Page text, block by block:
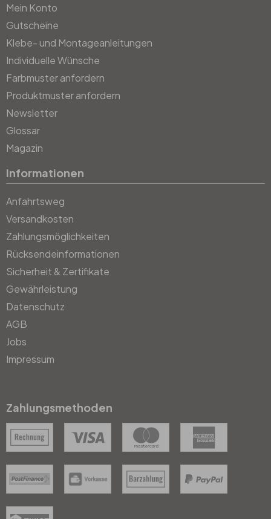
Mein Konto
Gutscheine
Klebe- und Montageanleitungen
Individuelle Wünsche
Farbmuster anfordern
Produktmuster anfordern
Newsletter
Glossar
Magazin
Informationen
Anfahrtsweg
Versandkosten
Zahlungsmöglichkeiten
Rücksendeinformationen
Sicherheit & Zertifikate
Gewährleistung
Datenschutz
AGB
Jobs
Impressum
Zahlungsmethoden